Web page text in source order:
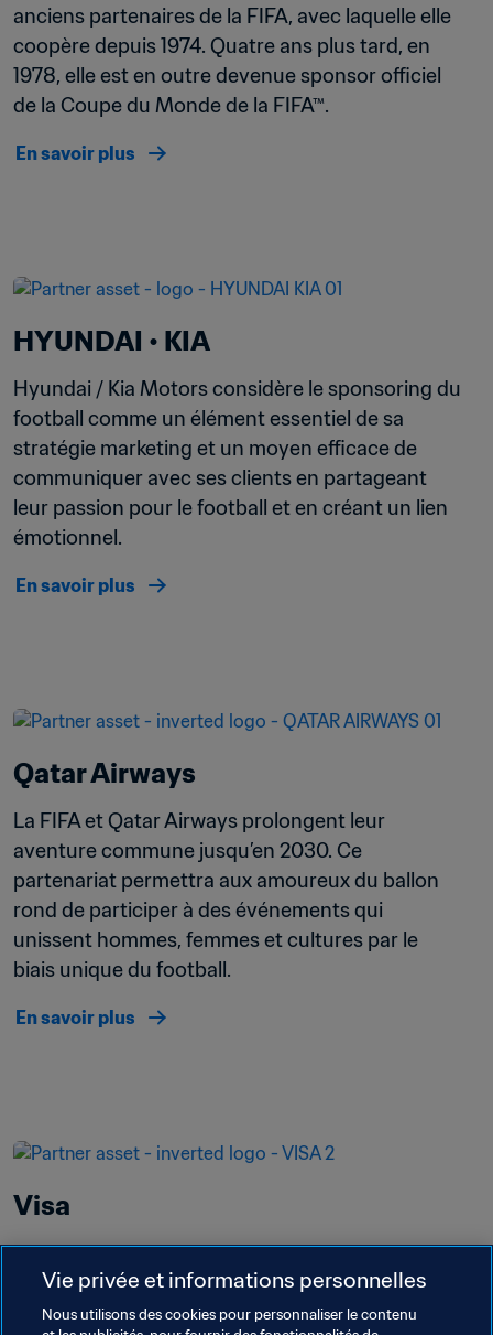
anciens partenaires de la FIFA, avec laquelle elle
coopère depuis 1974. Quatre ans plus tard, en
1978, elle est en outre devenue sponsor officiel
de la Coupe du Monde de la FIFA™.
En savoir plus
HYUNDAI • KIA
Hyundai / Kia Motors considère le sponsoring du
football comme un élément essentiel de sa
stratégie marketing et un moyen efficace de
communiquer avec ses clients en partageant
leur passion pour le football et en créant un lien
émotionnel.
En savoir plus
Qatar Airways
La FIFA et Qatar Airways prolongent leur
aventure commune jusqu’en 2030. Ce
partenariat permettra aux amoureux du ballon
rond de participer à des événements qui
unissent hommes, femmes et cultures par le
biais unique du football.
En savoir plus
Visa
VISA est Partenaire FIFA - plus haute des trois
catégories de la structure de sponsoring de la
FIFA - depuis 2007 et détient à ce titre des droits
Vie privée et informations personnelles
Nous utilisons des cookies pour personnaliser le contenu